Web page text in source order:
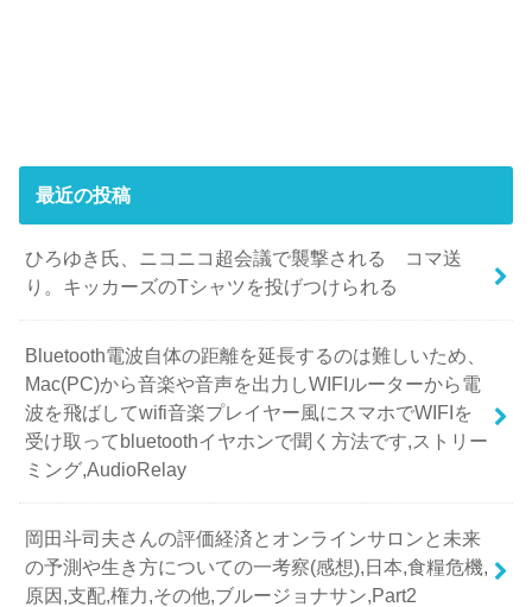
最近の投稿
ひろゆき氏、ニコニコ超会議で襲撃される コマ送
り。キッカーズのTシャツを投げつけられる
Bluetooth電波自体の距離を延長するのは難しいため、
Mac(PC)から音楽や音声を出力しWIFIルーターから電
波を飛ばしてwifi音楽プレイヤー風にスマホでWIFIを
受け取ってbluetoothイヤホンで聞く方法です,ストリー
ミング,AudioRelay
岡田斗司夫さんの評価経済とオンラインサロンと未来
の予測や生き方についての一考察(感想),日本,食糧危機,
原因,支配,権力,その他,ブルージョナサン,Part2